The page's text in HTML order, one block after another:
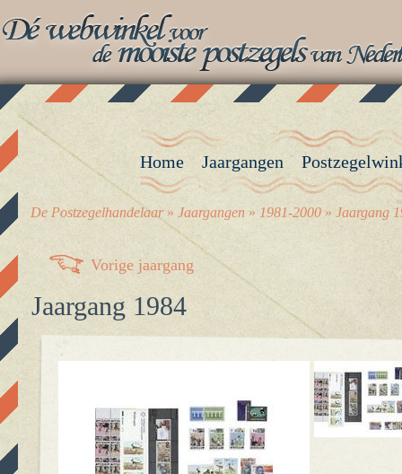
Vorige jaargang
Jaargang 1984
Home Jaargangen
De Postzegelhandelaar» Jaargangen » 1981-2000 » Jaargang